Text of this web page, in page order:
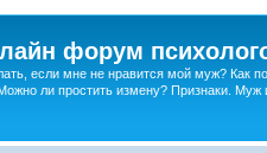
форум
если мне не нравится мой муж? Как
ли простить измену? Признаки. Муж